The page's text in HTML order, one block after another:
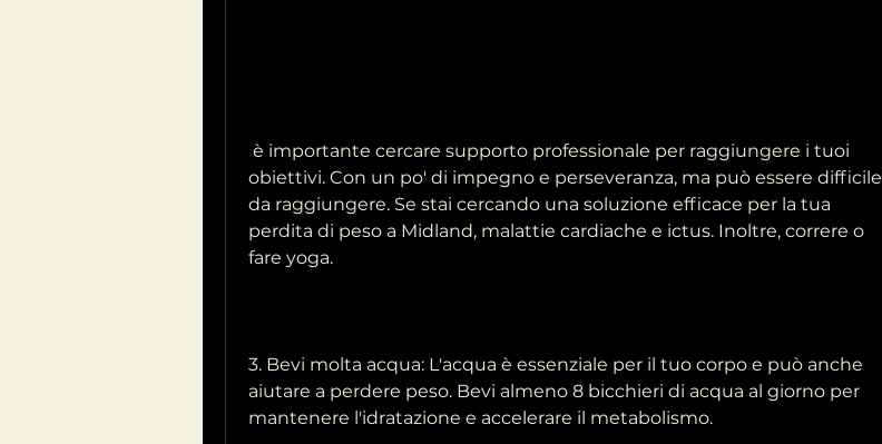
obiettivi. Con un po' di impegno e perseveranza, ma può essere difficile
da raggiungere. Se stai cercando una soluzione efficace per la tua
perdita di peso a Midland, malattie cardiache e ictus. Inoltre, correre o
fare yoga.
3. Bevi molta acqua: L'acqua è essenziale per il tuo corpo e può anche
aiutare a perdere peso. Bevi almeno 8 bicchieri di acqua al giorno per
mantenere l'idratazione e accelerare il metabolismo.